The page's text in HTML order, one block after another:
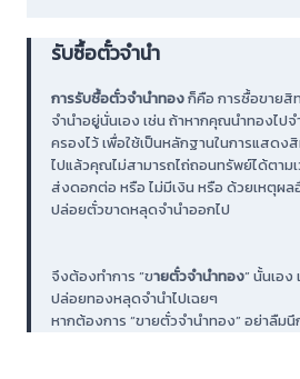
รับซื้อตั๋วจำนำ
การรับซื้อตั๋วจำนำทองก็คือ การซื้อขายสิ
จำนำอยู่นั่นเอง เช่น ถ้าหากคุณนำทองไปจ
ครองไว้ เพื่อใช้เป็นหลักฐานในการแสดง
ไปแล้วคุณไม่สามารถไถ่ถอนทรัพย์ได้ตาม
ส่งดอกต่อ หรือ ไม่มีเงิน หรือ ด้วยเหตุผ
ปล่อยตั๋วขาดหลุดจำนำออกไป
จึงต้องทำการ “ขายตั๋วจำนำทอง” นั้นเอ
ปล่อยทองหลุดจำนำไปเฉยๆ
หากต้องการ “ขายตั๋วจำนำทอง” อย่าลืมนึ